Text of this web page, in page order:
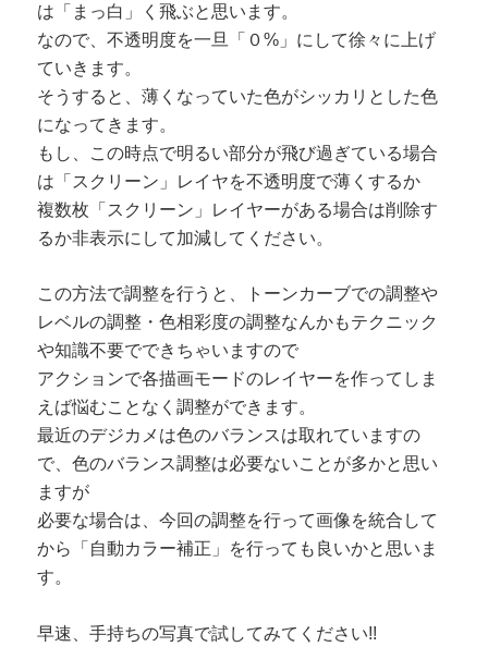
は「まっ白」く飛ぶと思います。
なので、不透明度を一旦「０%」にして徐々に上げ
ていきます。
そうすると、薄くなっていた色がシッカリとした色
になってきます。
もし、この時点で明るい部分が飛び過ぎている場合
は「スクリーン」レイヤを不透明度で薄くするか
複数枚「スクリーン」レイヤーがある場合は削除す
るか非表示にして加減してください。
この方法で調整を行うと、トーンカーブでの調整や
レベルの調整・色相彩度の調整なんかもテクニック
や知識不要でできちゃいますので
アクションで各描画モードのレイヤーを作ってしま
えば悩むことなく調整ができます。
最近のデジカメは色のバランスは取れていますの
で、色のバランス調整は必要ないことが多かと思い
ますが
必要な場合は、今回の調整を行って画像を統合して
から「自動カラー補正」を行っても良いかと思いま
す。
早速、手持ちの写真で試してみてください!!